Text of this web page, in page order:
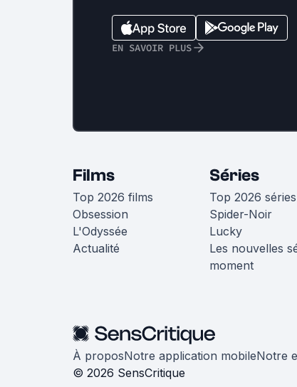
EN SAVOIR PLUS
Films
Top 2026 films
Obsession
L'Odyssée
Actualité
Séries
Top 2026 séries
Spider-Noir
Lucky
Les nouvelles
moment
À proposNotre application mobileNotre
© 2026 SensCritique